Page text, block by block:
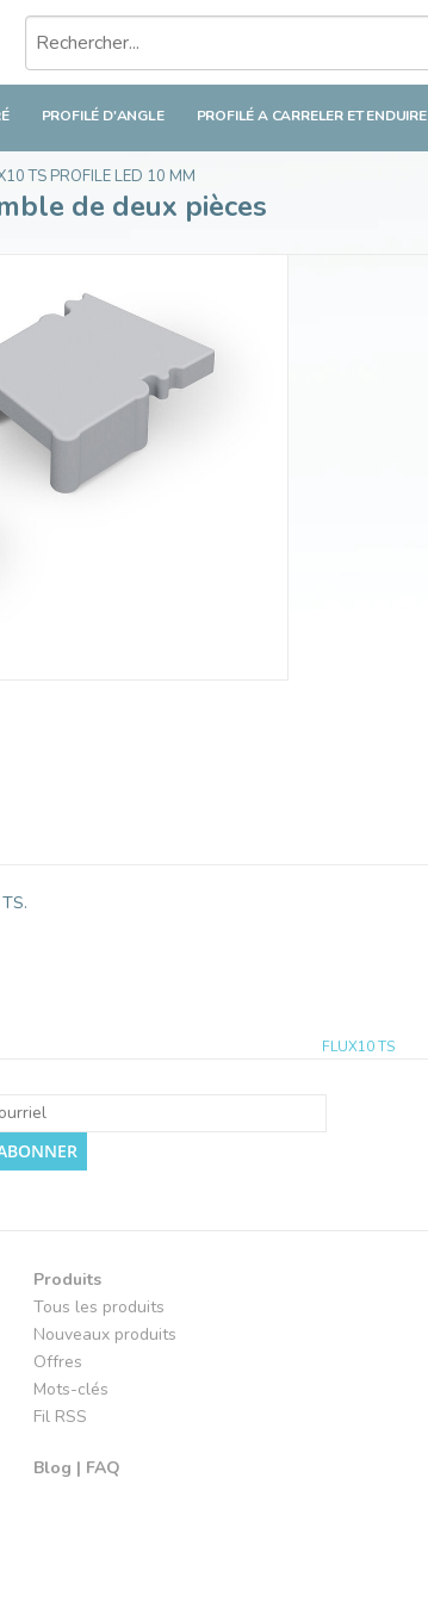
PROFILÉ D'ANGLE PROFILÉ A CARRELER ET ENDUIRE
de deux pièces
TS PROFILE LED 10 MM
de deux pièces
FLUX10 TS
Produits
Tous les produits
Nouveaux produits
Offres
Mots-clés
Fil RSS
Blog | FAQ